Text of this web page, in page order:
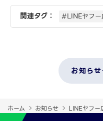
関連タグ： #LINEヤフー
お知ら
ホーム お知らせ LINEヤフー